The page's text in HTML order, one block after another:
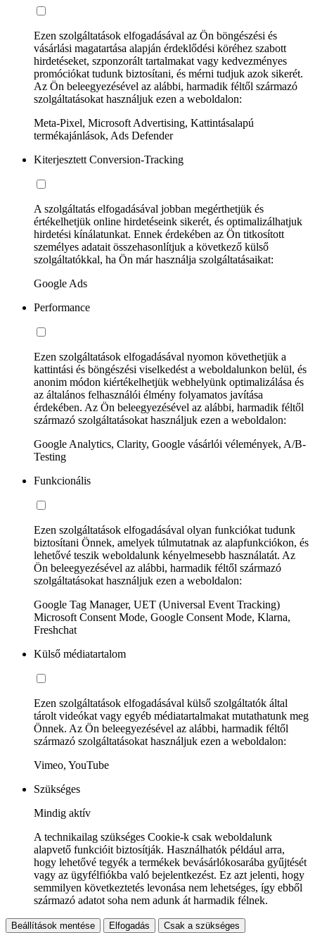
Ezen szolgáltatások elfogadásával az Ön böngészési és
vásárlási magatartása alapján érdeklődési köréhez szabott
hirdetéseket, szponzorált tartalmakat vagy kedvezményes
promóciókat tudunk biztosítani, és mérni tudjuk azok sikerét.
Az Ön beleegyezésével az alábbi, harmadik féltől származó
szolgáltatásokat használjuk ezen a weboldalon:
Meta-Pixel, Microsoft Advertising, Kattintásalapú
termékajánlások, Ads Defender
Kiterjesztett Conversion-Tracking
A szolgáltatás elfogadásával jobban megérthetjük és
értékelhetjük online hirdetéseink sikerét, és optimalizálhatjuk
hirdetési kínálatunkat. Ennek érdekében az Ön titkosított
személyes adatait összehasonlítjuk a következő külső
szolgáltatókkal, ha Ön már használja szolgáltatásaikat:
Google Ads
Performance
Ezen szolgáltatások elfogadásával nyomon követhetjük a
kattintási és böngészési viselkedést a weboldalunkon belül, és
anonim módon kiértékelhetjük webhelyünk optimalizálása és
az általános felhasználói élmény folyamatos javítása
érdekében. Az Ön beleegyezésével az alábbi, harmadik féltől
származó szolgáltatásokat használjuk ezen a weboldalon:
Google Analytics, Clarity, Google vásárlói vélemények, A/B-
Testing
Funkcionális
Ezen szolgáltatások elfogadásával olyan funkciókat tudunk
biztosítani Önnek, amelyek túlmutatnak az alapfunkciókon, és
lehetővé teszik weboldalunk kényelmesebb használatát. Az
Ön beleegyezésével az alábbi, harmadik féltől származó
szolgáltatásokat használjuk ezen a weboldalon:
Google Tag Manager, UET (Universal Event Tracking)
Microsoft Consent Mode, Google Consent Mode, Klarna,
Freshchat
Külső médiatartalom
Ezen szolgáltatások elfogadásával külső szolgáltatók által
tárolt videókat vagy egyéb médiatartalmakat mutathatunk meg
Önnek. Az Ön beleegyezésével az alábbi, harmadik féltől
származó szolgáltatásokat használjuk ezen a weboldalon:
Vimeo, YouTube
Szükséges
Mindig aktív
A technikailag szükséges Cookie-k csak weboldalunk
alapvető funkcióit biztosítják. Használhatók például arra,
hogy lehetővé tegyék a termékek bevásárlókosarába gyűjtését
vagy az ügyfélfiókba való bejelentkezést. Ez azt jelenti, hogy
semmilyen következtetés levonása nem lehetséges, így ebből
származó adatot soha nem adunk át harmadik félnek.
Beállítások mentése Elfogadás Csak a szükséges